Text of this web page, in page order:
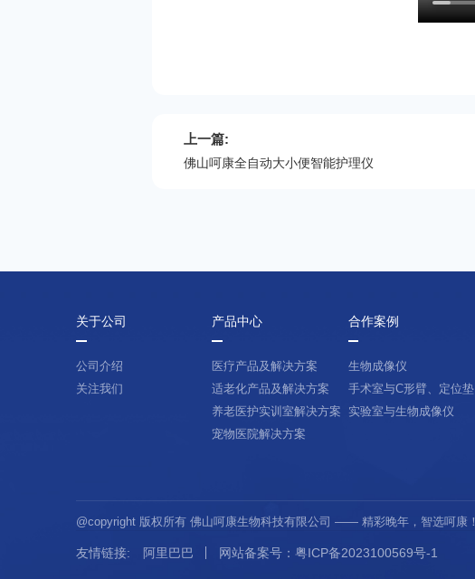
上一篇:
佛山呵康全自动大小便智能护理仪
关于公司
公司介绍
关注我们
产品中心
医疗产品及解决方案
适老化产品及解决方案
养老医护实训室解决方案
宠物医院解决方案
合作案例
生物成像仪
手术室与C形臂、定位垫
实验室与生物成像仪
@copyright 版权所有 佛山呵康生物科技有限公司 —— 精彩晚年，智选呵康！
友情链接: 阿里巴巴 网站备案号：粤ICP备2023100569号-1